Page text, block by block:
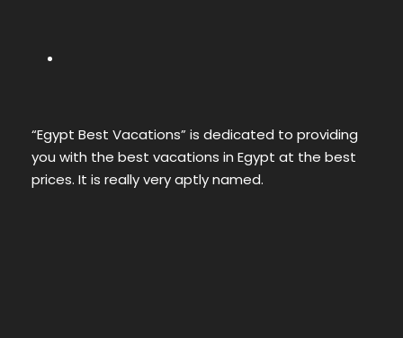
“Egypt Best Vacations” is dedicated to providing
you with the best vacations in Egypt at the best
prices. It is really very aptly named.